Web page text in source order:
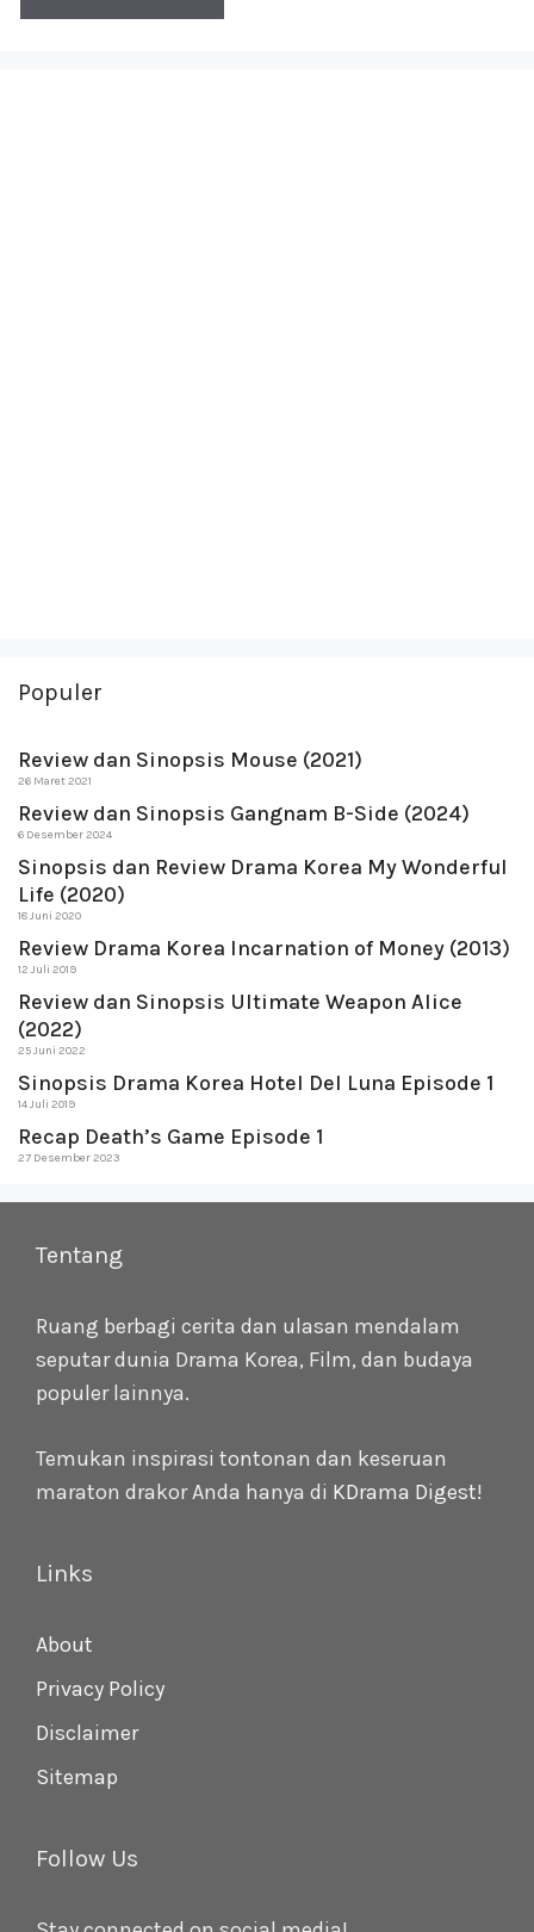
Populer
Review dan Sinopsis Mouse (2021)
26 Maret 2021
Review dan Sinopsis Gangnam B-Side (2024)
6 Desember 2024
Sinopsis dan Review Drama Korea My Wonderful
Life (2020)
18 Juni 2020
Review Drama Korea Incarnation of Money (2013)
12 Juli 2019
Review dan Sinopsis Ultimate Weapon Alice
(2022)
25 Juni 2022
Sinopsis Drama Korea Hotel Del Luna Episode 1
14 Juli 2019
Recap Death’s Game Episode 1
27 Desember 2023
Tentang
Ruang berbagi cerita dan ulasan mendalam
seputar dunia Drama Korea, Film, dan budaya
populer lainnya.
Temukan inspirasi tontonan dan keseruan
maraton drakor Anda hanya di KDrama Digest!
Links
About
Privacy Policy
Disclaimer
Sitemap
Follow Us